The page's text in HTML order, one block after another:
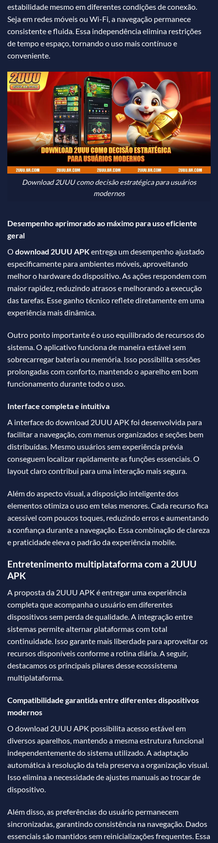
estabilidade mesmo em diferentes condições de conexão.
Seja em redes móveis ou Wi-Fi, a navegação permanece
consistente e fluida. Essa independência elimina restrições
de tempo e espaço, tornando o uso mais contínuo e
conveniente.
Download 2UUU como decisão estratégica para usuários
modernos
Desempenho aprimorado ao máximo para uso eficiente
geral
O download 2UUU APKentrega um desempenho ajustado
especificamente para ambientes móveis, aproveitando
melhor o hardware do dispositivo. As ações respondem com
maior rapidez, reduzindo atrasos e melhorando a execução
das tarefas. Esse ganho técnico reflete diretamente em uma
experiência mais dinâmica.
Outro ponto importante é o uso equilibrado de recursos do
sistema. O aplicativo funciona de maneira estável sem
sobrecarregar bateria ou memória. Isso possibilita sessões
prolongadas com conforto, mantendo o aparelho em bom
funcionamento durante todo o uso.
Interface completa e intuitiva
A interface do download 2UUU APK foi desenvolvida para
facilitar a navegação, com menus organizados e seções bem
distribuídas. Mesmo usuários sem experiência prévia
conseguem localizar rapidamente as funções essenciais. O
layout claro contribui para uma interação mais segura.
Além do aspecto visual, a disposição inteligente dos
elementos otimiza o uso em telas menores. Cada recurso fica
acessível com poucos toques, reduzindo erros e aumentando
a confiança durante a navegação. Essa combinação de clareza
e praticidade eleva o padrão da experiência mobile.
Entretenimento multiplataforma com a 2UUU
APK
A proposta da 2UUU APK é entregar uma experiência
completa que acompanha o usuário em diferentes
dispositivos sem perda de qualidade. A integração entre
sistemas permite alternar plataformas com total
continuidade. Isso garante mais liberdade para aproveitar os
recursos disponíveis conforme a rotina diária. A seguir,
destacamos os principais pilares desse ecossistema
multiplataforma.
Compatibilidade garantida entre diferentes dispositivos
modernos
O download 2UUU APK possibilita acesso estável em
diversos aparelhos, mantendo a mesma estrutura funcional
independentemente do sistema utilizado. A adaptação
automática à resolução da tela preserva a organização visual.
Isso elimina a necessidade de ajustes manuais ao trocar de
dispositivo.
Além disso, as preferências do usuário permanecem
sincronizadas, garantindo consistência na navegação. Dados
essenciais são mantidos sem reinicializações frequentes. Essa